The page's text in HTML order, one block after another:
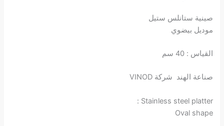
صينية ستانلس ستيل
موديل بيضوي
القياس : 40 سم
صناعة الهند شركة VINOD
Stainless steel platter :
Oval shape